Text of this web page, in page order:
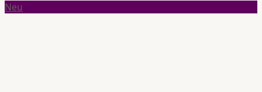
Neu